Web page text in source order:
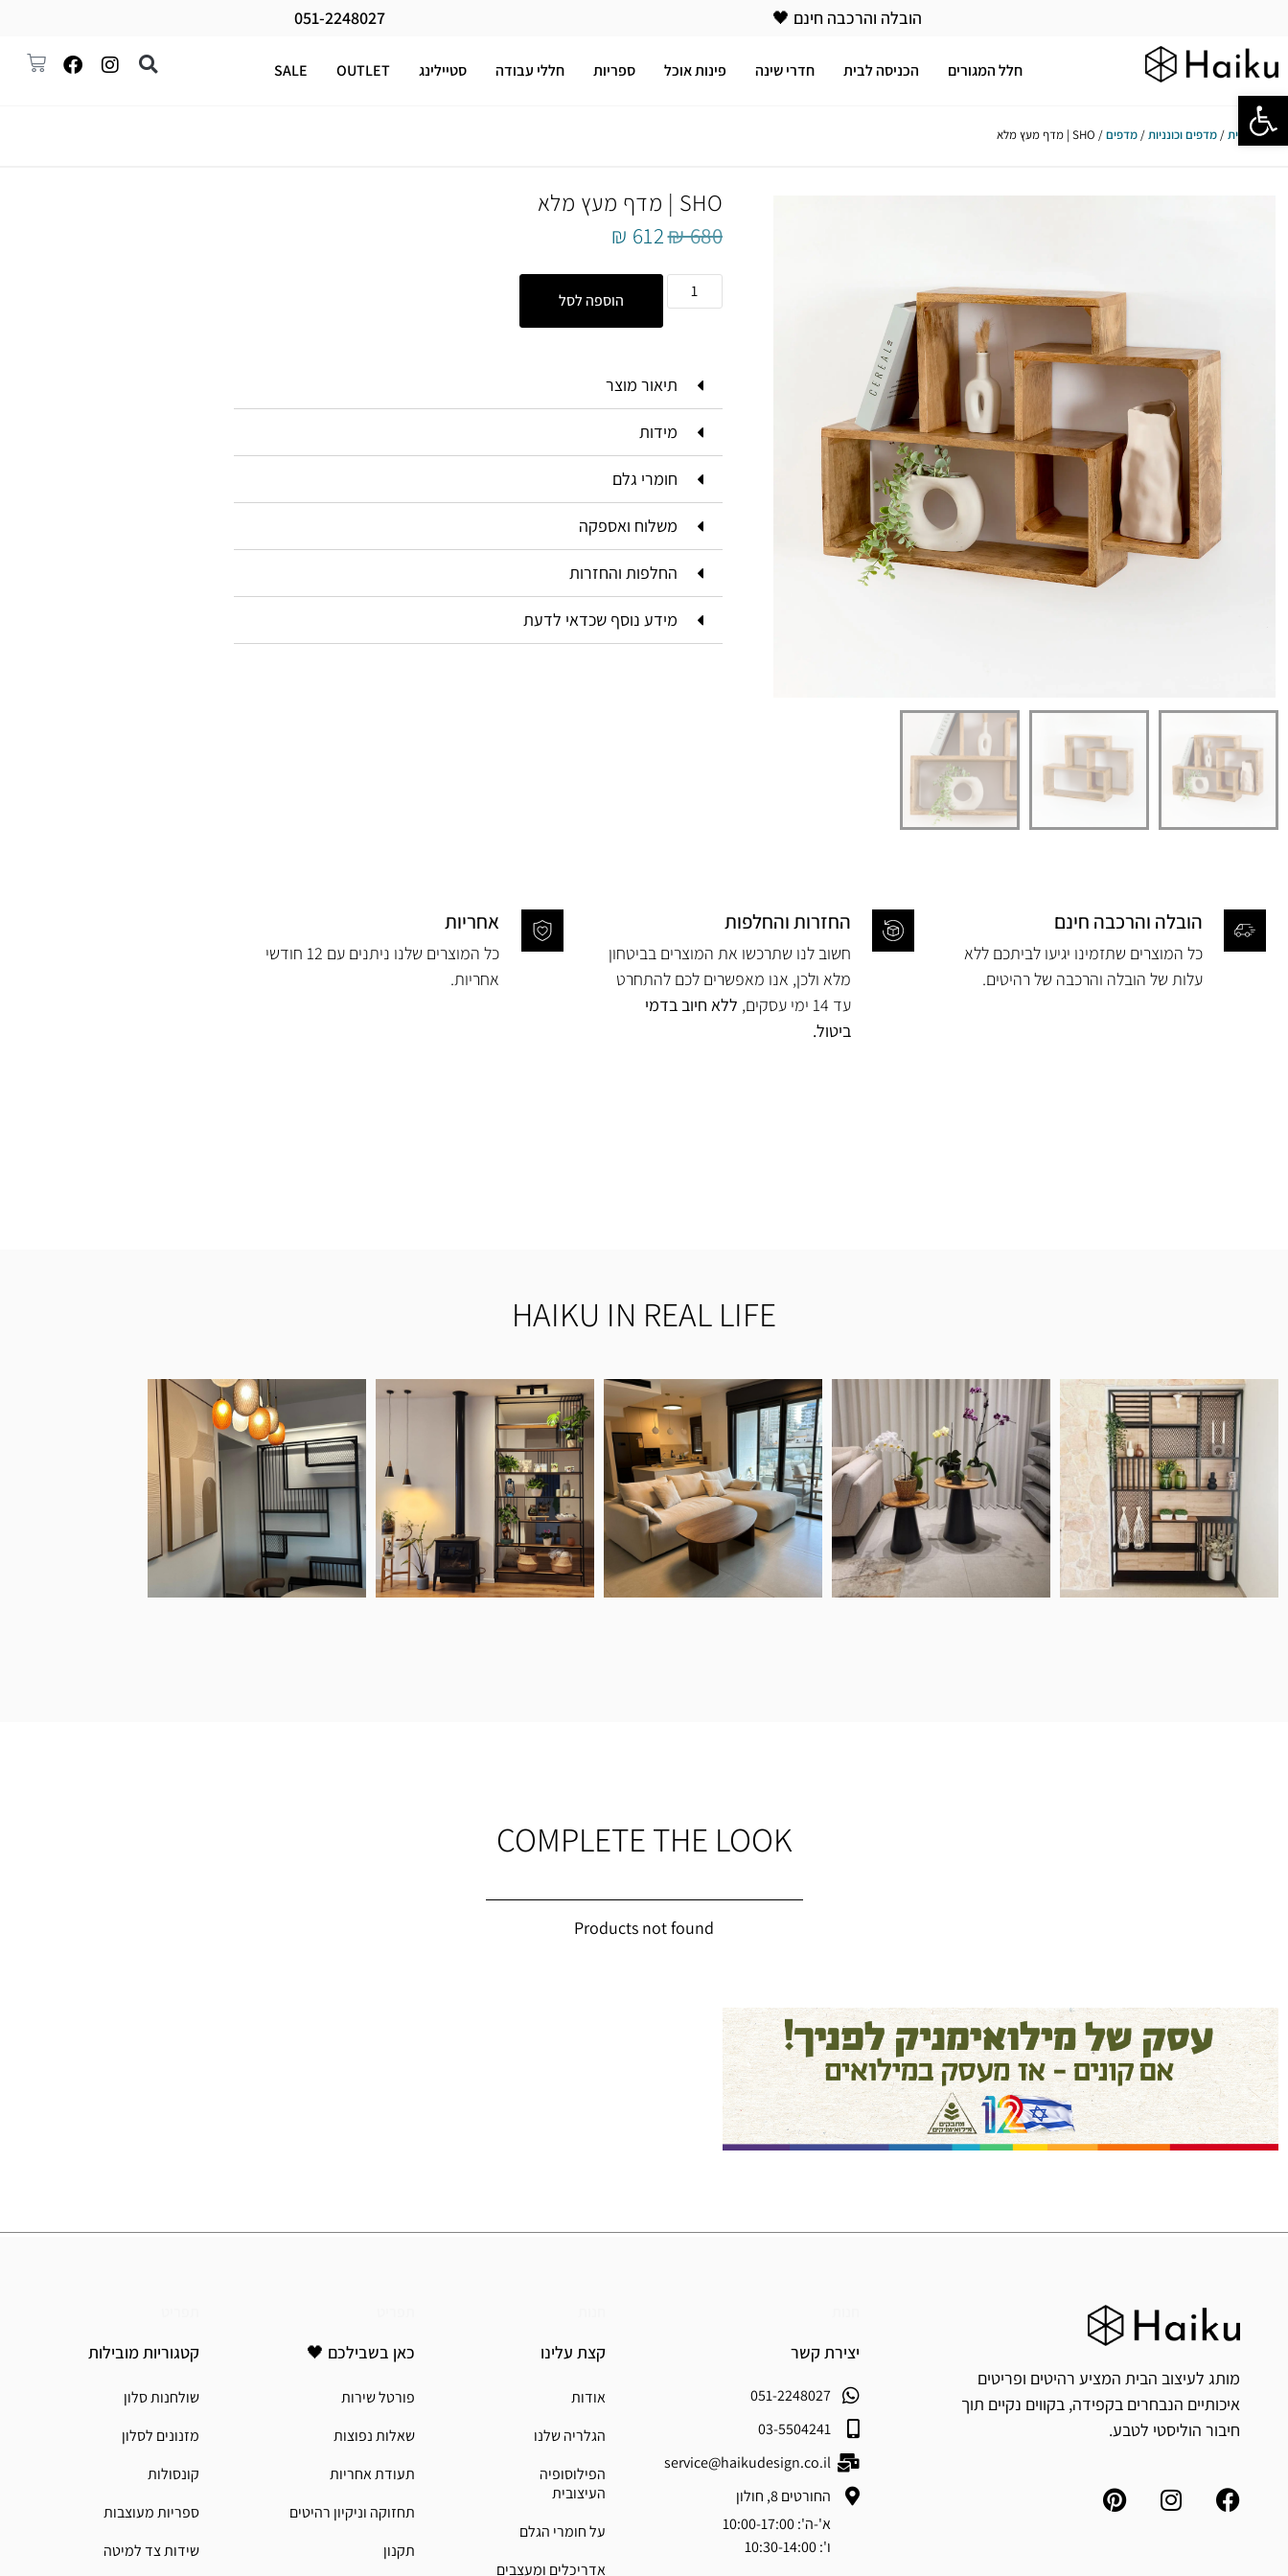
הובלה והרכבה חינם 🖤 051-2248027
חלל המגורים הכניסה לבית חדרי שינה פינות אוכל ספריות חללי עבודה סטיילינג OUTLET
SALE
עמוד הבית/ מדפים וכונניות/ מדפים/ SHO | מדף מעץ מלא
SHO | מדף מעץ מלא
₪680
₪ 612
הוספה לסל
תיאור מוצר
מידות
חומרי גלם
משלוח ואספקה
החלפות והחזרות
מידע נוסף שכדאי לדעת
הובלה והרכבה חינם
כל המוצרים שתזמינו יגיעו לביתכם ללא
עלות של הובלה והרכבה של רהיטים.
החזרות והחלפות
חשוב לנו שתרכשו את המוצרים בביטחון
מלא ולכן, אנו מאפשרים לכם להתחרט
עד 14 ימי עסקים,
ללא חיוב בדמי
ביטול.
אחריות
כל המוצרים שלנו ניתנים עם 12 חודשי
אחריות.
HAIKU IN REAL LIFE
COMPLETE THE LOOK
Products not found
מותג לעיצוב הבית המציע רהיטים ופריטים
איכותיים הנבחרים בקפידה, בקווים נקיים תוך
חיבור הוליסטי לטבע.
יצירת קשר
051-2248027
03-5504241
service@haikudesign.co.il
החורטים 8, חולון
א'-ה': 10:00-17:00
ו': 10:30-14:00
קצת עלינו
אודות
הגלריה שלנו
הפילוסופיה
העיצובית
על חומרי הגלם
אדריכלים ומעצבים
כאן בשבילכם 🖤
פורטל שירות
שאלות נפוצות
תעודת אחריות
תחזוקה וניקיון רהיטים
תקנון
קטגוריות מובילות
שולחנות סלון
מזנונים לסלון
קונסולות
ספריות מעוצבות
שידות צד למיטה
פתח סרגל נגישות